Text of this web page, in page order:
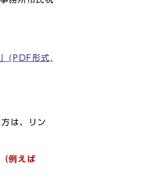
(PDF形式,
は、リン
例えば